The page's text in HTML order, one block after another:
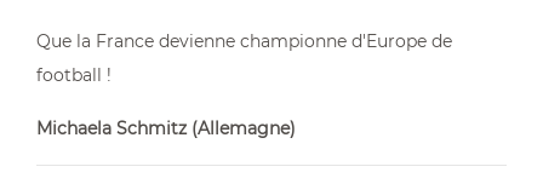
Que la France devienne championne d'Europe de
football !
Michaela Schmitz (Allemagne)